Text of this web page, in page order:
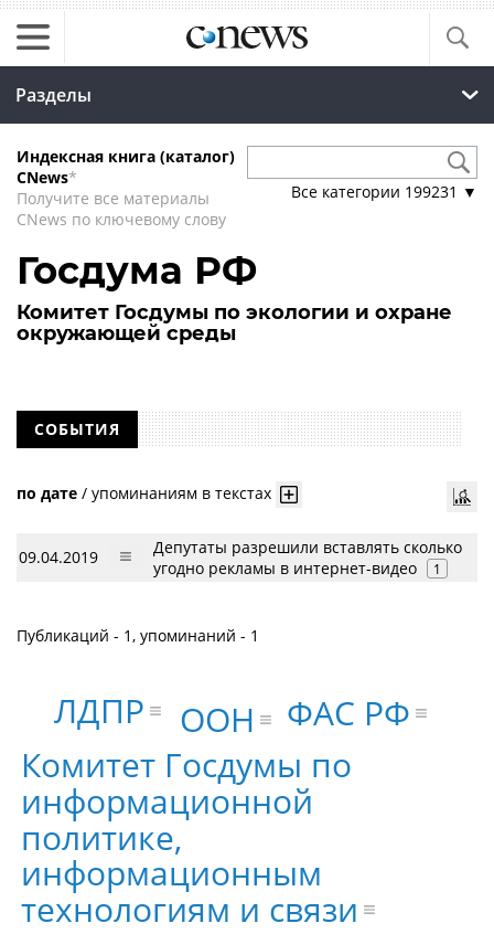
Разделы
Индексная книга (каталог)
CNews*
Получите все материалы
CNews по ключевому слову
Все категории 199231 ▼
Госдума РФ
Комитет Госдумы по экологии и охране
окружающей среды
СОБЫТИЯ
по дате / упоминаниям в текстах
09.04.2019
Депутаты разрешили вставлять сколько
угодно рекламы в интернет-видео
1
Публикаций - 1, упоминаний - 1
Комитет Госдумы по
информационной
политике,
информационным
технологиям и связи
ФАС РФ
ООН
ЛДПР